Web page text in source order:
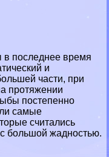
в последнее время
и
части, при
протяжении
постепенно
самые
считались
большой жадностью.